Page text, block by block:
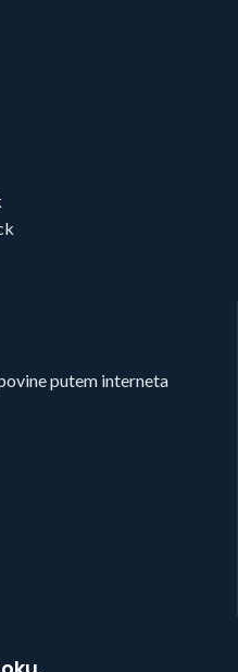
putem interneta